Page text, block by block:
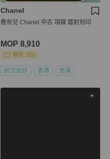
Chanel
香奈兒 Chanel 中古 項鍊 鐳射刻印
MOP 8,910
現折 200
狀況良好 香港 免運